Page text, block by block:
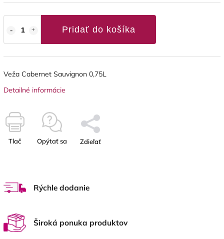
Pridať do košíka
Veža Cabernet Sauvignon 0,75L
Detailné informácie
Tlač Opýtať sa Zdieľať
Rýchle dodanie
Široká ponuka produktov